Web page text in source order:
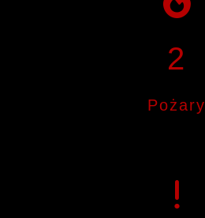
2
Pożary